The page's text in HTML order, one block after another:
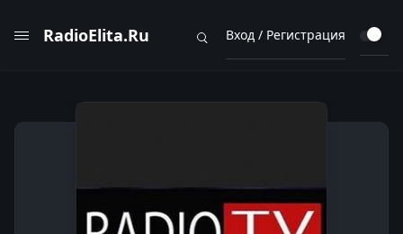
RadioElita.Ru Вход / Регистрация